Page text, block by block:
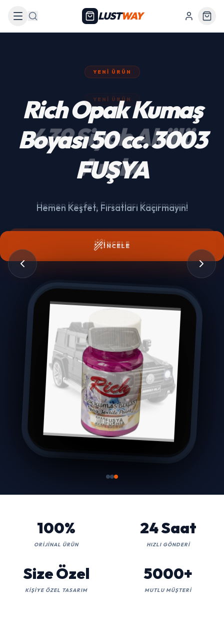
Arama LUSTWAY
439 Siyah Akülü
Araba
İNCELE
100%
ORIJINAL ÜRÜN
24 Saat
HIZLI GÖNDERI
Size Özel
KIŞIYE ÖZEL TASARIM
5000+
MUTLU MÜŞTERI